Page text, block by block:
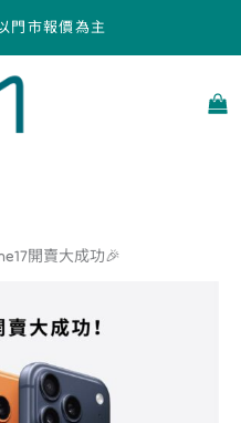
門市報價為主
開賣大成功🎉